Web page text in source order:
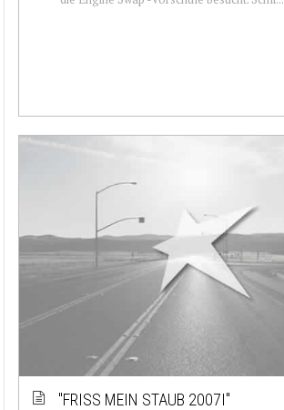
''FRISS MEIN STAUB 2007I''